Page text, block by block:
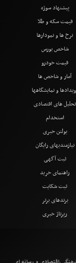
پیشنهاد سوژه
قیمت سکه و طلا
نرخ ها و نمودارها
شاخص بورس
قیمت خودرو
آمار و شاخص ها
و نمایشگاهها
تحلیل های اقتصادی
استخدام
بولتن خبری
نیازمندیهای رایگان
ثبت آگهی
راهنمای خرید
ثبت شکایت
برندهای برتر
رپرتاژ خبری